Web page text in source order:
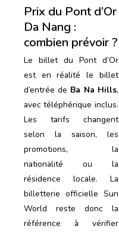
Prix du Pont d’Or
Da Nang :
combien prévoir ?
Le billet du Pont d’Or
est en réalité le billet
d’entrée de Ba Na Hills,
avec téléphérique inclus.
Les tarifs changent
selon la saison, les
promotions, la
nationalité ou la
résidence locale. La
billetterie officielle Sun
World reste donc la
référence à vérifier